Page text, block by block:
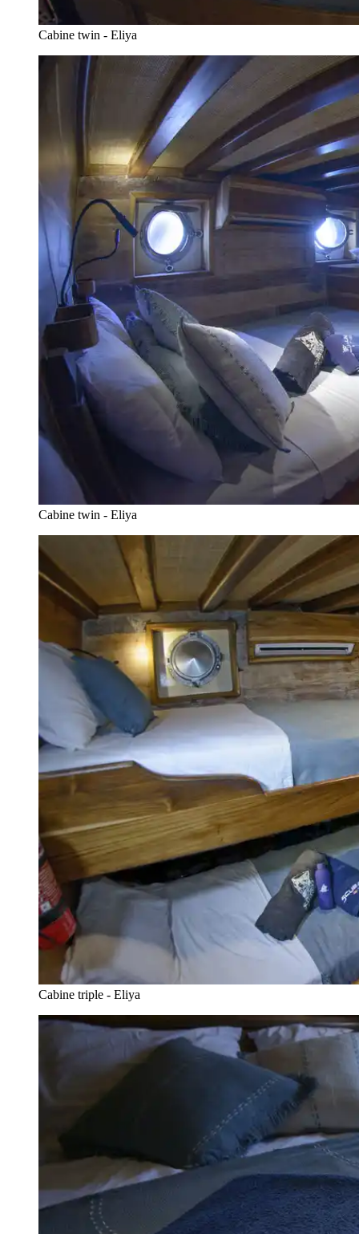
Cabine twin - Eliya
Cabine twin - Eliya
Cabine triple - Eliya